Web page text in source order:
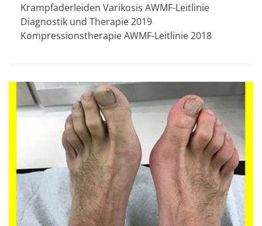
Krampfaderleiden Varikosis AWMF-Leitlinie
Diagnostik und Therapie 2019
Kompressionstherapie AWMF-Leitlinie 2018